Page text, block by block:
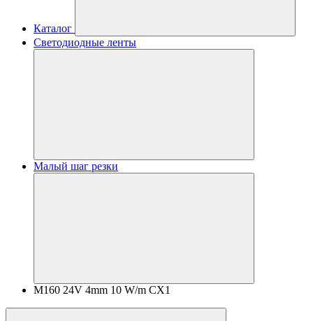
Каталог
Светодиодные ленты
Малый шаг резки
M160 24V 4mm 10 W/m CX1